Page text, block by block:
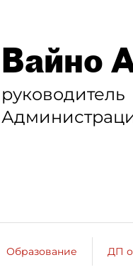
Вайно
руководитель
Образование ДП